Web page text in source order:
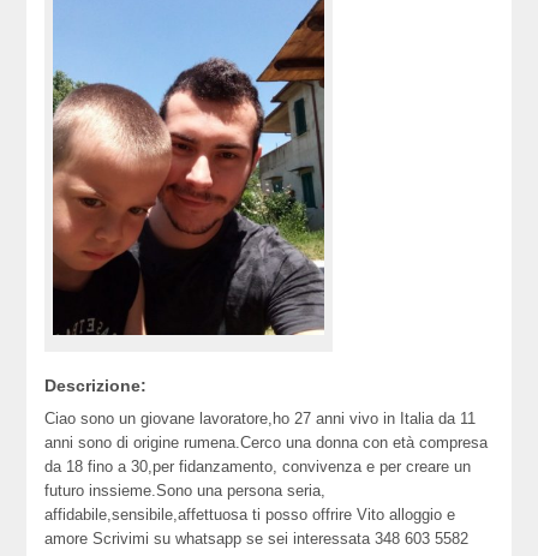
Descrizione:
Ciao sono un giovane lavoratore,ho 27 anni vivo in Italia da 11
anni sono di origine rumena.Cerco una donna con età compresa
da 18 fino a 30,per fidanzamento, convivenza e per creare un
futuro inssieme.Sono una persona seria,
affidabile,sensibile,affettuosa ti posso offrire Vito alloggio e
amore Scrivimi su whatsapp se sei interessata 348 603 5582